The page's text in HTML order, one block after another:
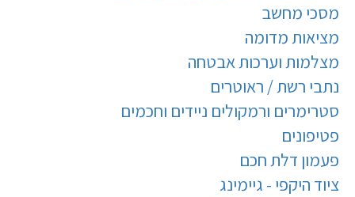
מסכי מחשב
מציאות מדומה
מצלמות וערכות אבטחה
נתבי רשת / ראוטרים
סטרימרים ורמקולים ניידים וחכמים
פטיפונים
פעמון דלת חכם
ציוד היקפי - גיימינג